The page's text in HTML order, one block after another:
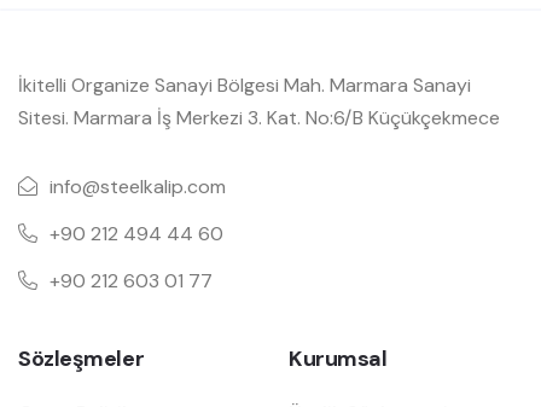
İkitelli Organize Sanayi Bölgesi Mah. Marmara Sanayi
Sitesi. Marmara İş Merkezi 3. Kat. No:6/B Küçükçekmece
info@steelkalip.com
+90 212 494 44 60
+90 212 603 01 77
Sözleşmeler Kurumsal